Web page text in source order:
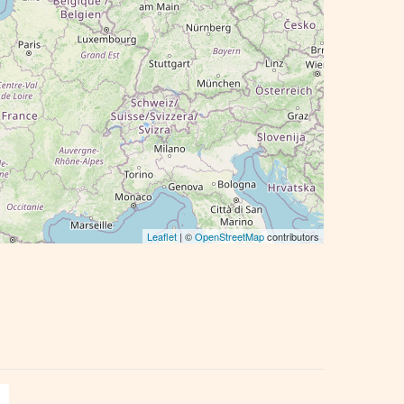
Leaflet| ©OpenStreetMapcontributors